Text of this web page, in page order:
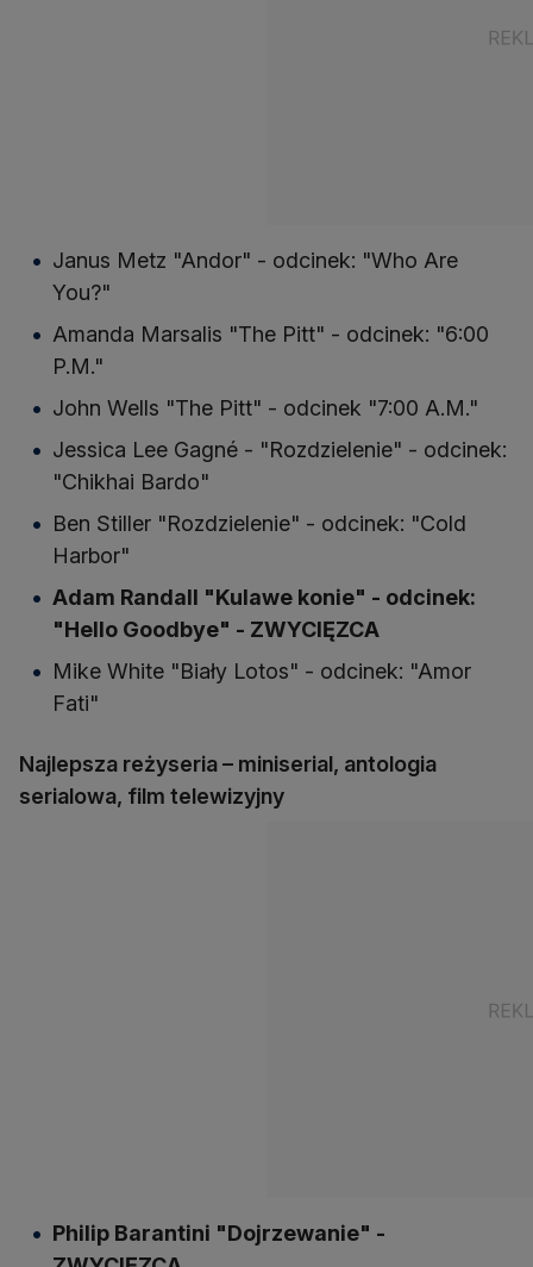
Janus Metz "Andor" - odcinek: "Who Are
You?"
Amanda Marsalis "The Pitt" - odcinek: "6:00
P.M."
John Wells "The Pitt" - odcinek "7:00 A.M."
Jessica Lee Gagné - "Rozdzielenie" - odcinek:
"Chikhai Bardo"
Ben Stiller "Rozdzielenie" - odcinek: "Cold
Harbor"
Adam Randall "Kulawe konie" - odcinek:
"Hello Goodbye" - ZWYCIĘZCA
Mike White "Biały Lotos" - odcinek: "Amor
Fati"
Najlepsza reżyseria – miniserial, antologia
serialowa, film telewizyjny
Philip Barantini "Dojrzewanie" -